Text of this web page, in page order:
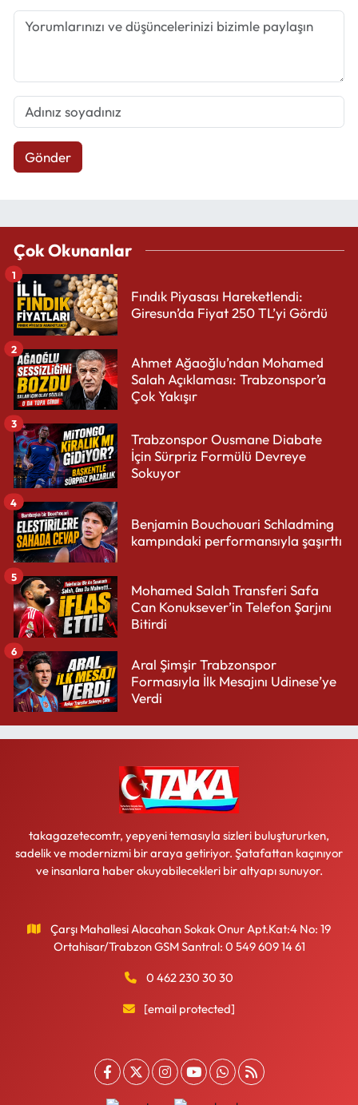
Gönder
Çok Okunanlar
Fındık Piyasası Hareketlendi:
Giresun’da Fiyat 250 TL’yi Gördü
1
Ahmet Ağaoğlu’ndan Mohamed
Salah Açıklaması: Trabzonspor’a
Çok Yakışır
2
Trabzonspor Ousmane Diabate
İçin Sürpriz Formülü Devreye
Sokuyor
3
Benjamin Bouchouari Schladming
kampındaki performansıyla şaşırttı
4
Mohamed Salah Transferi Safa
Can Konuksever’in Telefon Şarjını
Bitirdi
5
Aral Şimşir Trabzonspor
Formasıyla İlk Mesajını Udinese’ye
Verdi
6
takagazetecomtr, yepyeni temasıyla sizleri buluştururken,
sadelik ve modernizmi bir araya getiriyor. Şatafattan kaçınıyor
ve insanlara haber okuyabilecekleri bir altyapı sunuyor.
Çarşı Mahallesi Alacahan Sokak Onur Apt.Kat:4 No: 19
Ortahisar/Trabzon GSM Santral: 0 549 609 14 61
0 462 230 30 30
[email protected]